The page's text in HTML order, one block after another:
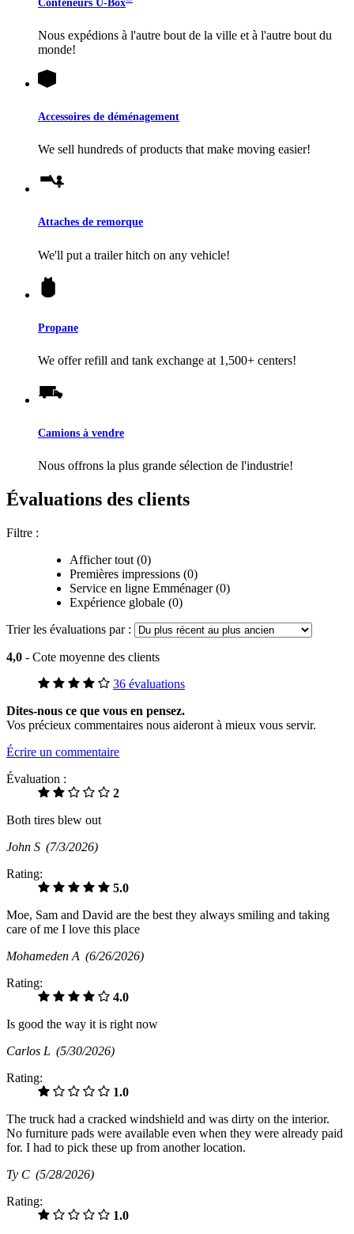
Conteneurs U-Box
Nous expédions à l'autre bout de la ville et à l'autre bout du
monde!
Accessoires de déménagement
We sell hundreds of products that make moving easier!
Attaches de remorque
We'll put a trailer hitch on any vehicle!
Propane
We offer refill and tank exchange at 1,500+ centers!
Camions à vendre
Nous offrons la plus grande sélection de l'industrie!
Évaluations des clients
Filtre :
Afficher tout (0)
Premières impressions (0)
Service en ligne Emménager (0)
Expérience globale (0)
Trier les évaluations par :
4,0 - Cote moyenne des clients
36 évaluations
Dites-nous ce que vous en pensez.
Vos précieux commentaires nous aideront à mieux vous servir.
Écrire un commentaire
Évaluation :
2
Both tires blew out
John S (7/3/2026)
Rating:
5.0
Moe, Sam and David are the best they always smiling and taking
care of me I love this place
Mohameden A (6/26/2026)
Rating:
4.0
Is good the way it is right now
Carlos L (5/30/2026)
Rating:
1.0
The truck had a cracked windshield and was dirty on the interior.
No furniture pads were available even when they were already paid
for. I had to pick these up from another location.
Ty C (5/28/2026)
Rating:
1.0